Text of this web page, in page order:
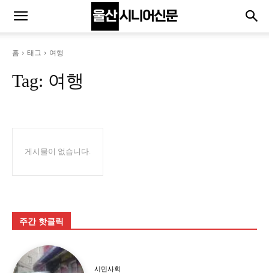
홈 태그 여행
Tag: 여행
게시물이 없습니다.
주간 핫클릭
시민사회